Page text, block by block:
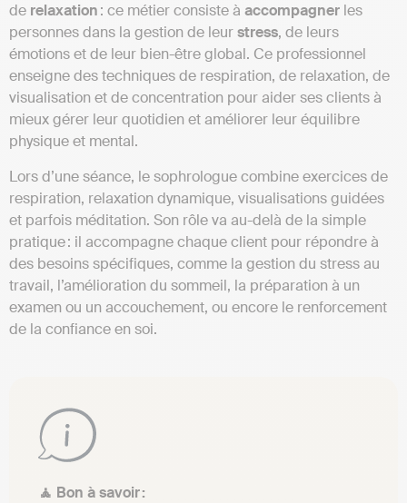
de relaxation: ce métier consiste à accompagner les
personnes dans la gestion de leurstress, de leurs
émotions et de leur bien-être global. Ce professionnel
enseigne des techniques de respiration, de relaxation, de
visualisation et de concentration pour aider ses clients à
mieux gérer leur quotidien et améliorer leur équilibre
physique et mental.
Lors d’une séance, le sophrologue combine exercices de
respiration, relaxation dynamique, visualisations guidées
et parfois méditation. Son rôle va au-delà de la simple
pratique : il accompagne chaque client pour répondre à
des besoins spécifiques, comme la gestion du stress au
travail, l’amélioration du sommeil, la préparation à un
examen ou un accouchement, ou encore le renforcement
de la confiance en soi.
🧘 Bon à savoir :